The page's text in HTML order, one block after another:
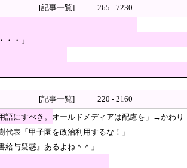
deプロテスト
を目的とした中国人らを排除す
が話題に、日本と韓国の両方に失
す！」 → 記「年代は？特定につながらない
[記事一覧]
265 - 7230
・」
[記事一覧]
220 - 2160
語にすべき。オールドメディアは配慮を」→かわり
表「甲子園を政治利用するな！」
与疑惑』あるよね＾＾」